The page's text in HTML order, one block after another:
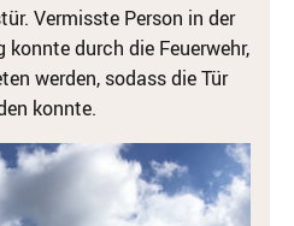
Vermisste Person in der
konnte durch die Feuerwehr,
werden, sodass die Tür
konnte.